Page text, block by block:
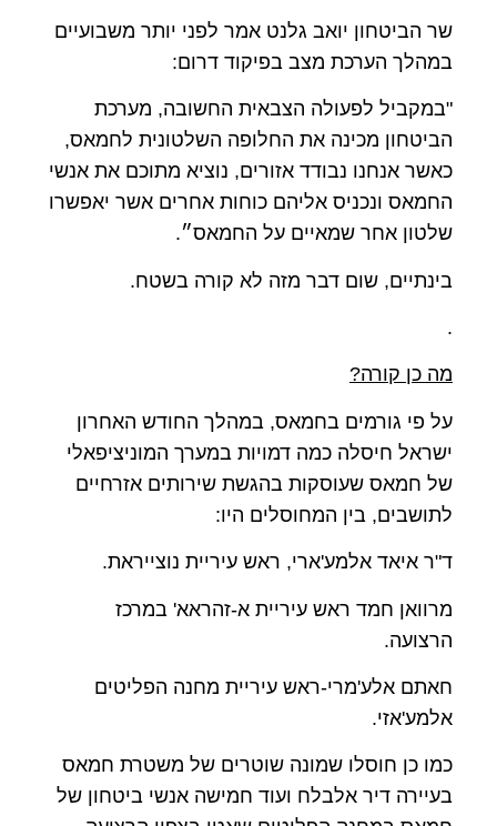
שר הביטחון יואב גלנט אמר לפני יותר משבועיים
במהלך הערכת מצב בפיקוד דרום:
"במקביל לפעולה הצבאית החשובה, מערכת
הביטחון מכינה את החלופה השלטונית לחמאס,
כאשר אנחנו נבודד אזורים, נוציא מתוכם את אנשי
החמאס ונכניס אליהם כוחות אחרים אשר יאפשרו
שלטון אחר שמאיים על החמאס״.
בינתיים, שום דבר מזה לא קורה בשטח.
.
מה כן קורה?
על פי גורמים בחמאס, במהלך החודש האחרון
ישראל חיסלה כמה דמויות במערך המוניציפאלי
של חמאס שעוסקות בהגשת שירותים אזרחיים
לתושבים, בין המחוסלים היו:
ד"ר איאד אלמע'ארי, ראש עיריית נוצייראת.
מרוואן חמד ראש עיריית א-זהראא' במרכז
הרצועה.
חאתם אלע'מרי-ראש עיריית מחנה הפליטים
אלמע'אזי.
כמו כן חוסלו שמונה שוטרים של משטרת חמאס
בעיירה דיר אלבלח ועוד חמישה אנשי ביטחון של